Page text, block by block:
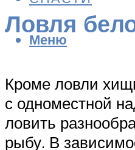
Меню
Ловля
Кроме ловли
с одноместной
ловить
рыбу. В